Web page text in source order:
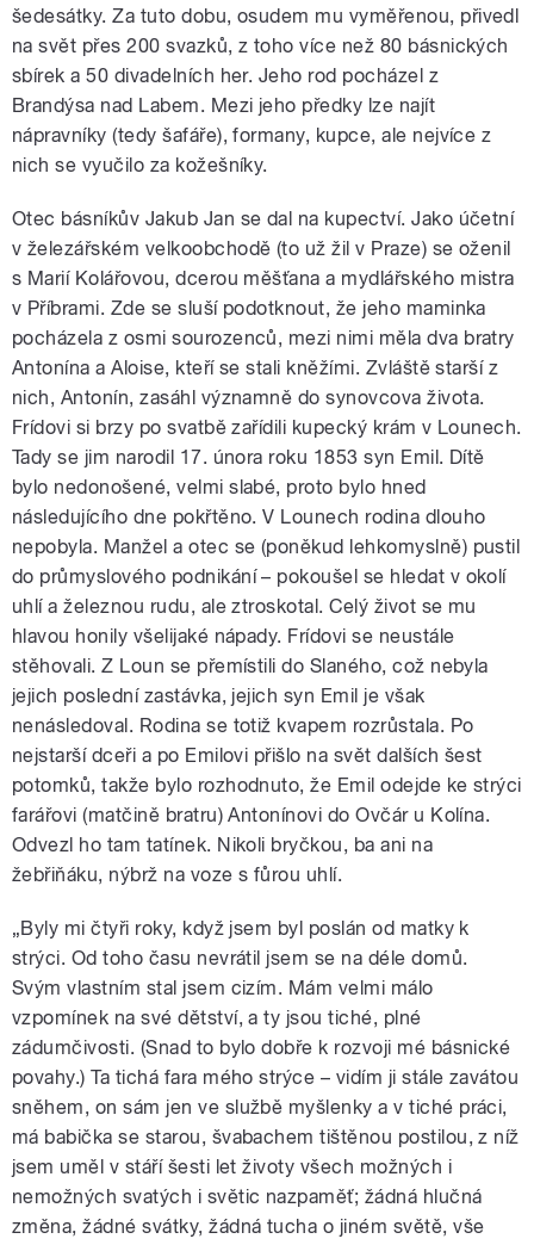
šedesátky. Za tuto dobu, osudem mu vyměřenou, přivedl
na svět přes 200 svazků, z toho více než 80 básnických
sbírek a 50 divadelních her. Jeho rod pocházel z
Brandýsa nad Labem. Mezi jeho předky lze najít
nápravníky (tedy šafáře), formany, kupce, ale nejvíce z
nich se vyučilo za kožešníky.
Otec básníkův Jakub Jan se dal na kupectví. Jako účetní
v železářském velkoobchodě (to už žil v Praze) se oženil
s Marií Kolářovou, dcerou měšťana a mydlářského mistra
v Příbrami. Zde se sluší podotknout, že jeho maminka
pocházela z osmi sourozenců, mezi nimi měla dva bratry
Antonína a Aloise, kteří se stali kněžími. Zvláště starší z
nich, Antonín, zasáhl významně do synovcova života.
Frídovi si brzy po svatbě zařídili kupecký krám v Lounech.
Tady se jim narodil 17. února roku 1853 syn Emil. Dítě
bylo nedonošené, velmi slabé, proto bylo hned
následujícího dne pokřtěno. V Lounech rodina dlouho
nepobyla. Manžel a otec se (poněkud lehkomyslně) pustil
do průmyslového podnikání – pokoušel se hledat v okolí
uhlí a železnou rudu, ale ztroskotal. Celý život se mu
hlavou honily všelijaké nápady. Frídovi se neustále
stěhovali. Z Loun se přemístili do Slaného, což nebyla
jejich poslední zastávka, jejich syn Emil je však
nenásledoval. Rodina se totiž kvapem rozrůstala. Po
nejstarší dceři a po Emilovi přišlo na svět dalších šest
potomků, takže bylo rozhodnuto, že Emil odejde ke strýci
farářovi (matčině bratru) Antonínovi do Ovčár u Kolína.
Odvezl ho tam tatínek. Nikoli bryčkou, ba ani na
žebřiňáku, nýbrž na voze s fůrou uhlí.
„Byly mi čtyři roky, když jsem byl poslán od matky k
strýci. Od toho času nevrátil jsem se na déle domů.
Svým vlastním stal jsem cizím. Mám velmi málo
vzpomínek na své dětství, a ty jsou tiché, plné
zádumčivosti. (Snad to bylo dobře k rozvoji mé básnické
povahy.) Ta tichá fara mého strýce – vidím ji stále zavátou
sněhem, on sám jen ve službě myšlenky a v tiché práci,
má babička se starou, švabachem tištěnou postilou, z níž
jsem uměl v stáří šesti let životy všech možných i
nemožných svatých i světic nazpaměť; žádná hlučná
změna, žádné svátky, žádná tucha o jiném světě, vše